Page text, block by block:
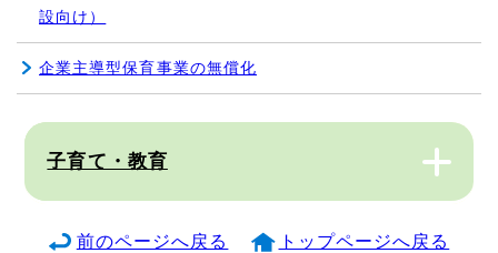
設向け）
企業主導型保育事業の無償化
子育て・教育
前のページへ戻る トップページへ戻る